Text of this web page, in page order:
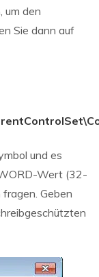
um den
Sie dann auf
und es
Wert (32-
Geben